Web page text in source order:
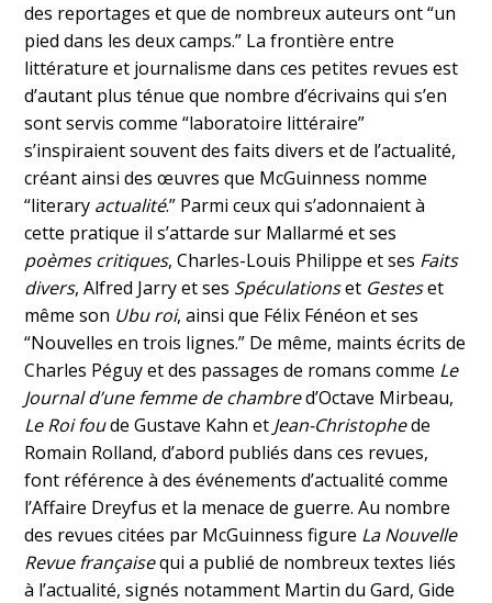
des reportages et que de nombreux auteurs ont“un
pied dans les deux camps.” La frontière entre
littérature et journalisme dans ces petites revues est
d’autant plus ténue que nombre d’écrivains qui s’en
sont servis comme “laboratoire littéraire”
s’inspiraient souvent des faits divers et de l’actualité,
créant ainsi des œuvres que McGuinness nomme
“literary actualité.” Parmi ceux qui s’adonnaient à
cette pratique il s’attarde sur Mallarmé et ses
poèmes critiques, Charles-Louis Philippe et ses Faits
divers, Alfred Jarry et ses Spéculationset Gesteset
même son Ubu roi, ainsi que Félix Fénéon et ses
“Nouvelles en trois lignes.” De même, maints écrits de
Charles Péguy et des passages de romans comme Le
Journal d’une femme de chambred’Octave Mirbeau,
Le Roi foude Gustave Kahn et Jean-Christophede
Romain Rolland, d’abord publiés dans ces revues,
font référence à des événements d’actualité comme
l’Affaire Dreyfus et la menace de guerre. Au nombre
des revues citées par McGuinness figure La Nouvelle
Revue françaisequi a publié de nombreux textes liés
à l’actualité, signés notamment Martin du Gard, Gide